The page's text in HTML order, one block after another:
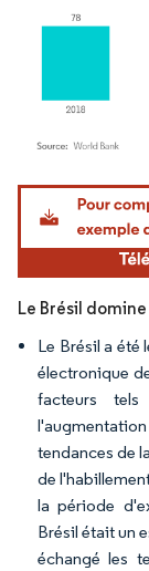
Image © Mordor
Le Brésil
Le Brésil a été
électronique
facteurs
tendances de
de
la période
Brésil était un
échangé les